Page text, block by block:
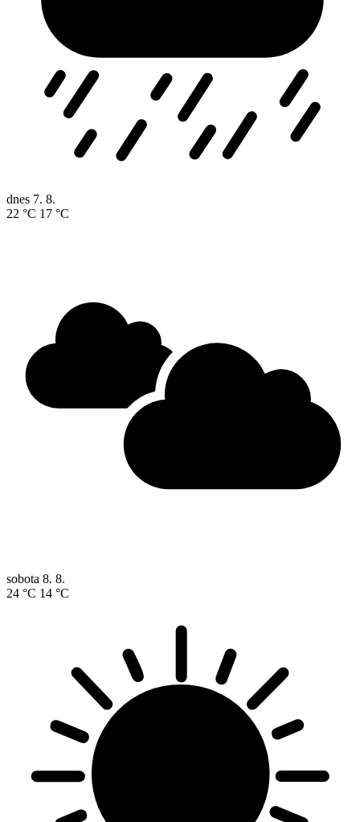
dnes 7. 8.
22 °C 17 °C
sobota 8. 8.
24 °C 14 °C